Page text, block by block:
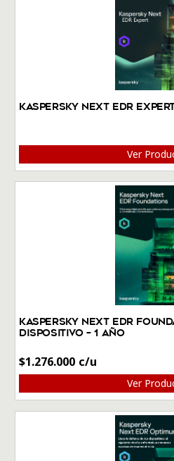
Kaspersky Next EDR
Ver
Kaspersky Next EDR
Dispositivo – 1 Año
$1.276.000
Ver